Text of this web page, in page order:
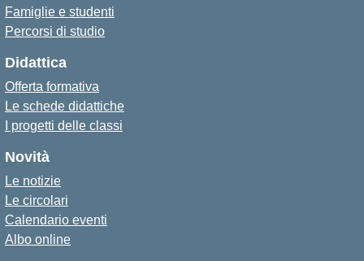
Famiglie e studenti
Percorsi di studio
Didattica
Offerta formativa
Le schede didattiche
I progetti delle classi
Novità
Le notizie
Le circolari
Calendario eventi
Albo online